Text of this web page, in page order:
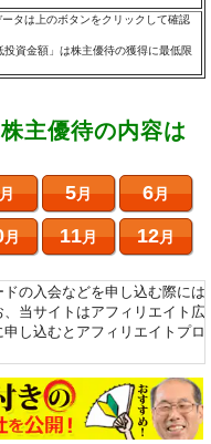
タは上のボタンをクリックして確認
資金額」は株主優待の獲得に最低限
主優待の内容は
月 5月 6月
月 11月 12月
の入会などを申し込む際には
当サイトはアフィリエイト広
し込むとアフィリエイトプロ